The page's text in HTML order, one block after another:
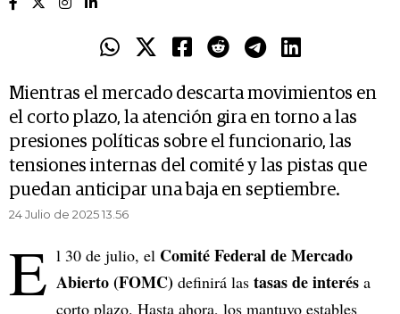
Mientras el mercado descarta movimientos en
el corto plazo, la atención gira en torno a las
presiones políticas sobre el funcionario, las
tensiones internas del comité y las pistas que
puedan anticipar una baja en septiembre.
24 Julio de 2025 13.56
E l 30 de julio, el Comité Federal de Mercado
Abierto (FOMC) definirá las tasas de interés a
corto plazo. Hasta ahora, los mantuvo estables